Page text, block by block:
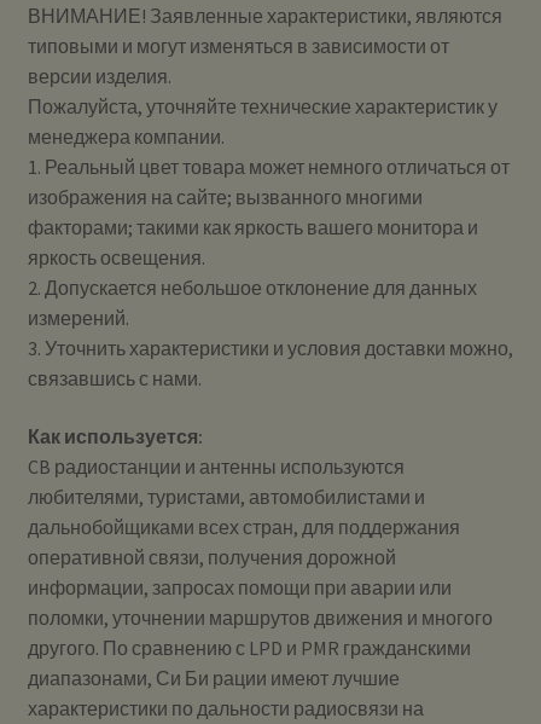
ВНИМАНИЕ! Заявленные характеристики, являются
типовыми и могут изменяться в зависимости от
версии изделия.
Пожалуйста, уточняйте технические характеристик у
менеджера компании.
1. Реальный цвет товара может немного отличаться от
изображения на сайте; вызванного многими
факторами; такими как яркость вашего монитора и
яркость освещения.
2. Допускается небольшое отклонение для данных
измерений.
3. Уточнить характеристики и условия доставки можно,
связавшись с нами.
Как используется:
CB радиостанции и антенны используются
любителями, туристами, автомобилистами и
дальнобойщиками всех стран, для поддержания
оперативной связи, получения дорожной
информации, запросах помощи при аварии или
поломки, уточнении маршрутов движения и многого
другого. По сравнению с LPD и PMR гражданскими
диапазонами, Си Би рации имеют лучшие
характеристики по дальности радиосвязи на